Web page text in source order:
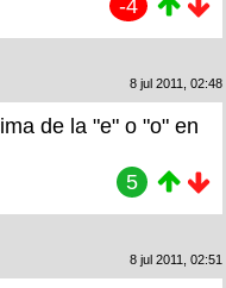
-4
8 jul 2011, 02:48
de la "e" o "o" en
5
8 jul 2011, 02:51